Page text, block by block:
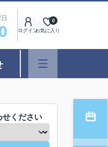
ログインお気に入り
0
せください